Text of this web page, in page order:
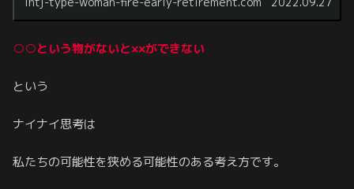
○○という物がないと××ができない
という
ナイナイ思考は
私たちの可能性を狭める可能性のある考え方です。